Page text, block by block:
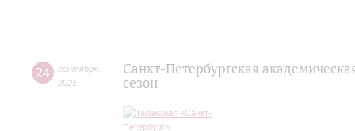
24 сентября
2021
Санкт-Петербургская
сезон